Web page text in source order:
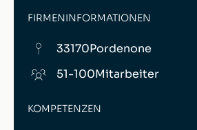
FIRMENINFORMATIONEN
33170Pordenone
51-100Mitarbeiter
KOMPETENZEN